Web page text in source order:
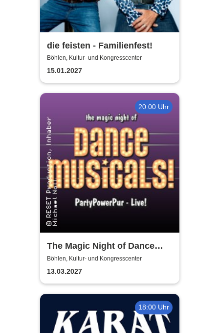
die feisten - Familienfest!
Böhlen, Kultur- und Kongresscenter
15.01.2027
20:00 Uhr
The Magic Night of Dance
Musicals
Böhlen, Kultur- und Kongresscenter
13.03.2027
18:00 Uhr